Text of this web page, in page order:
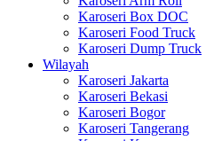
Karoseri Box DOC
Karoseri Food Truck
Karoseri Dump Truck
Wilayah
Karoseri Jakarta
Karoseri Bekasi
Karoseri Bogor
Karoseri Tangerang